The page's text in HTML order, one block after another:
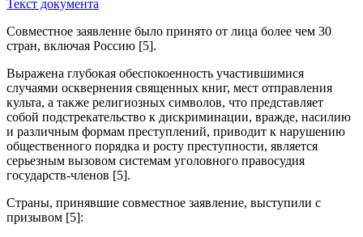
Текст документа
Совместное заявление было принято от лица более чем 30
стран, включая Россию [5].
Выражена глубокая обеспокоенность участившимися
случаями осквернения священных книг, мест отправления
культа, а также религиозных символов, что представляет
собой подстрекательство к дискриминации, вражде, насилию
и различным формам преступлений, приводит к нарушению
общественного порядка и росту преступности, является
серьезным вызовом системам уголовного правосудия
государств-членов [5].
Страны, принявшие совместное заявление, выступили с
призывом [5]: